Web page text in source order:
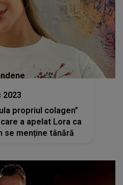
2023
a apelat Lora ca
se menține tânără